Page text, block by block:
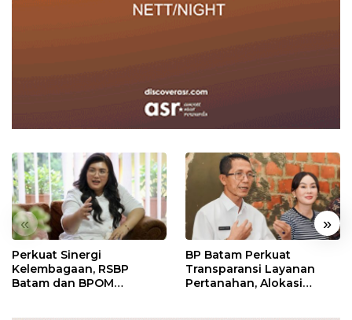
« »
Perkuat Sinergi
Kelembagaan, RSBP
Batam dan BPOM
BP Batam Perkuat
Transparansi Layanan
Pertanahan, Alokasi